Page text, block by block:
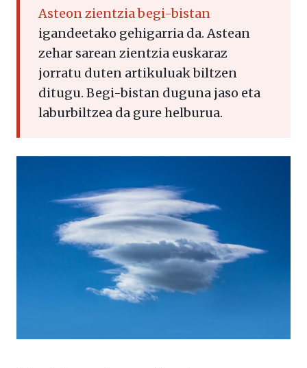
Asteon zientzia begi-bistan
igandeetako gehigarria da. Astean
zehar sarean zientzia euskaraz
jorratu duten artikuluak biltzen
ditugu. Begi-bistan duguna jaso eta
laburbiltzea da gure helburua.